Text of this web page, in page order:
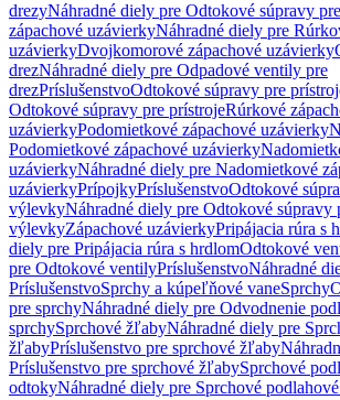
drezyNáhradné diely pre Odtokové súpravy
zápachové uzávierkyNáhradné diely pre
uzávierkyDvojkomorové zápachové uzávierky
drezNáhradné diely pre Odpadové ventily pre
drezPríslušenstvoOdtokové súpravy pre
Odtokové súpravy pre prístrojeRúrkové
uzávierkyPodomietkové zápachové uzávierky
Podomietkové zápachové uzávierky
uzávierkyNáhradné diely pre Nadomietkové
uzávierkyPrípojkyPríslušenstvoOdtokové
výlevkyNáhradné diely pre Odtokové súpravy
výlevkyZápachové uzávierkyPripájacia rúra s
diely pre Pripájacia rúra s hrdlomOdtokové
pre Odtokové ventilyPríslušenstvoNáhradné
PríslušenstvoSprchy a kúpeľňové vaneSprchy
pre sprchyNáhradné diely pre Odvodnenie
sprchySprchové žľabyNáhradné diely pre
žľabyPríslušenstvo pre sprchové žľaby
Príslušenstvo pre sprchové žľabySprchové
odtokyNáhradné diely pre Sprchové